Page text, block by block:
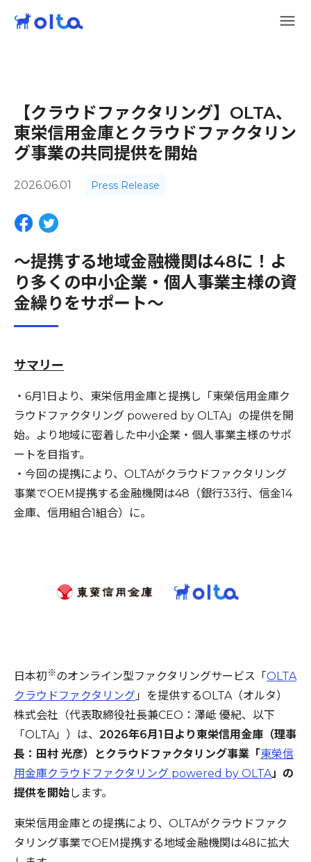
【クラウドファクタリング】OLTA、
東栄信用金庫とクラウドファクタリン
グ事業の共同提供を開始
2026.06.01 Press Release
〜提携する地域金融機関は48に！よ
り多くの中小企業・個人事業主様の資
金繰りをサポート～
サマリー
・6月1日より、東栄信用金庫と提携し「東榮信用金庫ク
ラウドファクタリング powered by OLTA」の提供を開
始。より地域に密着した中小企業・個人事業主様のサポ
ートを目指す。
・今回の提携により、OLTAがクラウドファクタリング
事業でOEM提携する金融機関は48（銀行33行、信金14
金庫、信用組合1組合）に。
日本初※のオンライン型ファクタリングサービス「 OLTA
クラウドファクタリング」を提供するOLTA（オルタ）
株式会社（代表取締役社長兼CEO：澤岻 優紀、以下
「OLTA」）は、 2026年6月1日より東栄信用金庫（理事
長：田村 光彦）とクラウドファクタリング事業「 東榮信
用金庫クラウドファクタリング powered by OLTA」の
提供を開始します。
東栄信用金庫との提携により、OLTAがクラウドファク
タリング事業でOEM提携する地域金融機関は48に拡大